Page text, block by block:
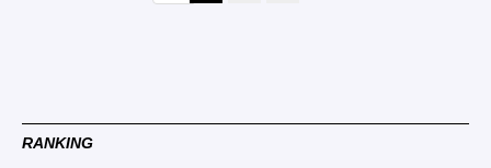
RANKING